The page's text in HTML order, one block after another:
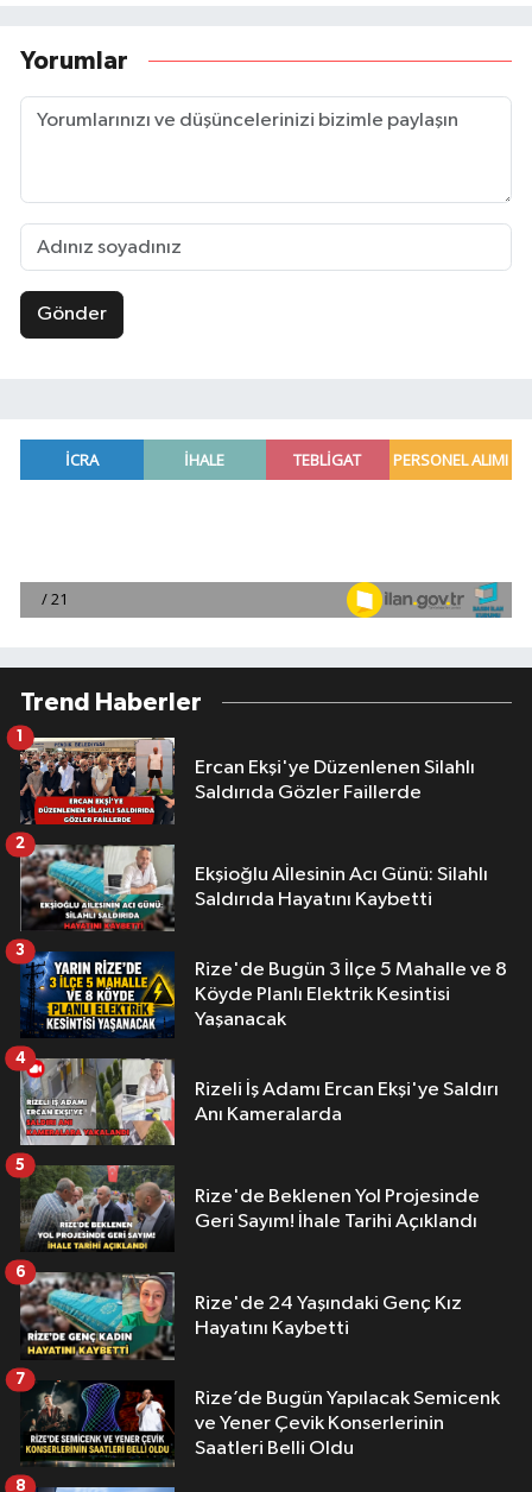
Yorumlar
Gönder
Trend Haberler
Ercan Ekşi'ye Düzenlenen Silahlı
Saldırıda Gözler Faillerde
1
Ekşioğlu Aİlesinin Acı Günü: Silahlı
Saldırıda Hayatını Kaybetti
2
Rize'de Bugün 3 İlçe 5 Mahalle ve 8
Köyde Planlı Elektrik Kesintisi
Yaşanacak
3
Rizeli İş Adamı Ercan Ekşi'ye Saldırı
Anı Kameralarda
4
Rize'de Beklenen Yol Projesinde
Geri Sayım! İhale Tarihi Açıklandı
5
Rize'de 24 Yaşındaki Genç Kız
Hayatını Kaybetti
6
Rize’de Bugün Yapılacak Semicenk
ve Yener Çevik Konserlerinin
Saatleri Belli Oldu
7
8